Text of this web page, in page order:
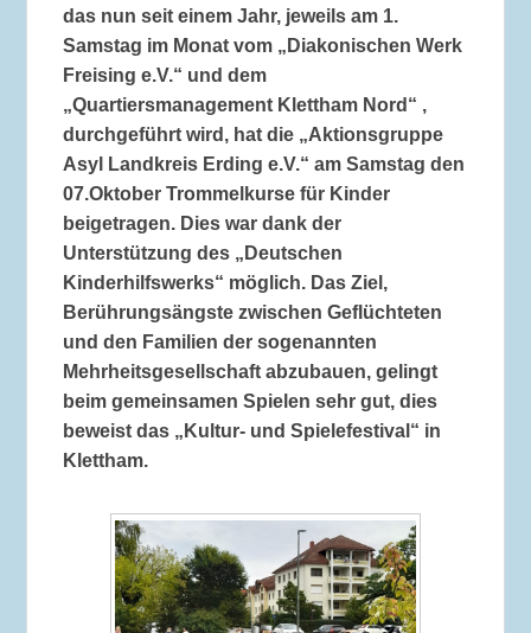
das nun seit einem Jahr, jeweils am 1.
Samstag im Monat vom „Diakonischen Werk
Freising e.V.“ und dem
„Quartiersmanagement Klettham Nord“ ,
durchgeführt wird, hat die „Aktionsgruppe
Asyl Landkreis Erding e.V.“ am Samstag den
07.Oktober Trommelkurse für Kinder
beigetragen. Dies war dank der
Unterstützung des „Deutschen
Kinderhilfswerks“ möglich. Das Ziel,
Berührungsängste zwischen Geflüchteten
und den Familien der sogenannten
Mehrheitsgesellschaft abzubauen, gelingt
beim gemeinsamen Spielen sehr gut, dies
beweist das „Kultur- und Spielefestival“ in
Klettham.